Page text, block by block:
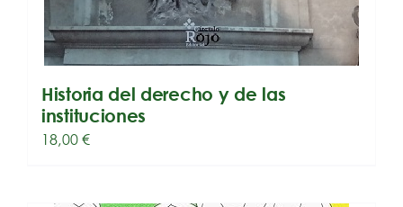
Historia del derecho y de las
instituciones
18,00€